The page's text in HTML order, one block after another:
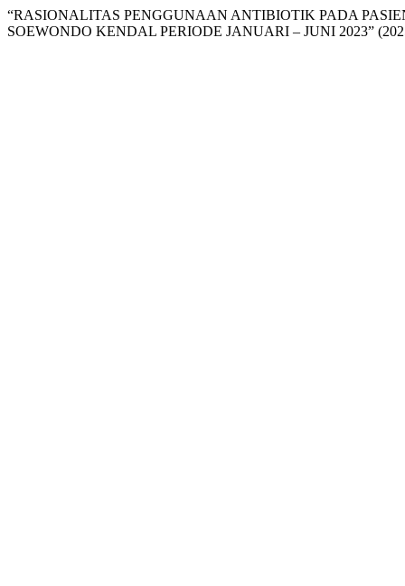
“RASIONALITAS PENGGUNAAN ANTIBIOTIK PADA
SOEWONDO KENDAL PERIODE JANUARI – JUNI 2023”